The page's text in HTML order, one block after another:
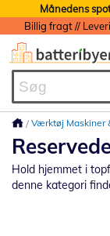
Månedens
Værktøj Maskiner
Hold hjemmet i
denne kategori